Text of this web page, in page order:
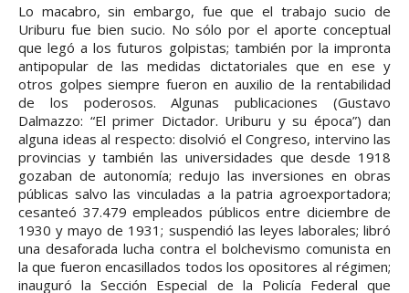
Lo macabro, sin embargo, fue que el trabajo sucio de
Uriburu fue bien sucio. No sólo por el aporte conceptual
que legó a los futuros golpistas; también por la impronta
antipopular de las medidas dictatoriales que en ese y
otros golpes siempre fueron en auxilio de la rentabilidad
de los poderosos. Algunas publicaciones (Gustavo
Dalmazzo: “El primer Dictador. Uriburu y su época”) dan
alguna ideas al respecto: disolvió el Congreso, intervino las
provincias y también las universidades que desde 1918
gozaban de autonomía; redujo las inversiones en obras
públicas salvo las vinculadas a la patria agroexportadora;
cesanteó 37.479 empleados públicos entre diciembre de
1930 y mayo de 1931; suspendió las leyes laborales; libró
una desaforada lucha contra el bolchevismo comunista en
la que fueron encasillados todos los opositores al régimen;
inauguró la Sección Especial de la Policía Federal que